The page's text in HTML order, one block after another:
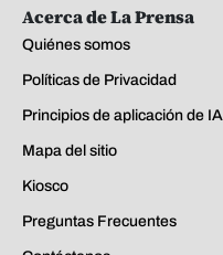
Acerca de La Prensa
Quiénes somos
Políticas de Privacidad
Principios de aplicación de IA
Mapa del sitio
Kiosco
Preguntas Frecuentes